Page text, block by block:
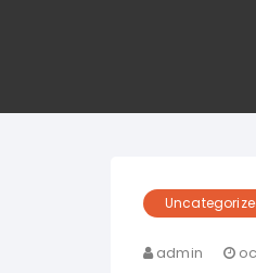
admin